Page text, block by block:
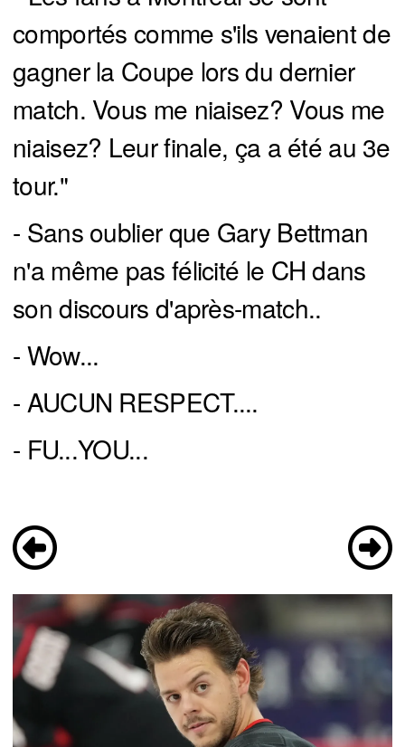
comportés comme s'ils venaient de
gagner la Coupe lors du dernier
match. Vous me niaisez? Vous me
niaisez? Leur finale, ça a été au 3e
tour."
- Sans oublier que Gary Bettman
n'a même pas félicité le CH dans
son discours d'après-match..
- Wow...
- AUCUN RESPECT....
- FU...YOU...